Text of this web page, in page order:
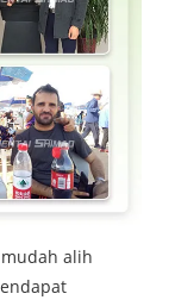
alih